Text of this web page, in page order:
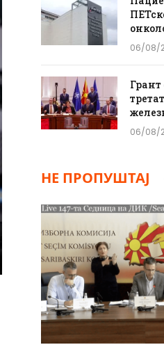
06/08/
Грант
06/08/
НЕ ПРОПУШТАЈ